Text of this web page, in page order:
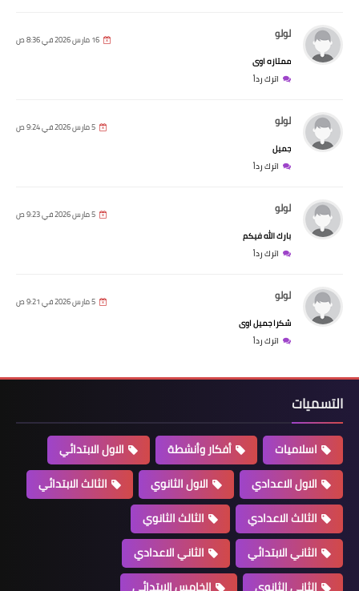
لولو 16 مارس 2026 في 8:36 ص
ممتازه اوى
اترك رداً
لولو 5 مارس 2026 في 9:24 ص
جميل
اترك رداً
لولو 5 مارس 2026 في 9:23 ص
بارك الله فيكم
اترك رداً
لولو 5 مارس 2026 في 9:21 ص
شكرا جميل اوى
اترك رداً
التسميات
اسلاميات أفكار وأنشطة
الاول الابتدائي
الاول الاعدادي
الاول الثانوي
الثالث الابتدائي
الثالث الاعدادي
الثالث الثانوي
الثاني الابتدائي
الثاني الاعدادي
الثاني الثانوي
الخامس الابتدائي